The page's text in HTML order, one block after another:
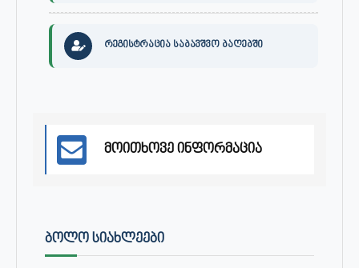
რეგისტრაცია საბავშვო ბაღებში
მოითხოვე ინფორმაცია
ᲑᲝᲚᲝ ᲡᲘᲐᲮᲚᲔᲔᲑᲘ